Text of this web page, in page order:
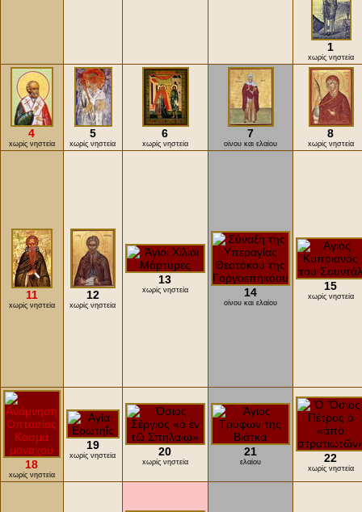
1
xωρίς νηστεία
4
xωρίς νηστεία
5
xωρίς νηστεία
6
xωρίς νηστεία
7
οίνου και ελαίου
8
xωρίς νηστεία
11
xωρίς νηστεία
12
xωρίς νηστεία
13
xωρίς νηστεία 14
οίνου και ελαίου
15
xωρίς νηστεία
18
xωρίς νηστεία
19
xωρίς νηστεία 20
xωρίς νηστεία
21
ελαίου 22
xωρίς νηστεία